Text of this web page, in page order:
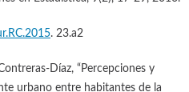
. 23.a2
Díaz, “Percepciones y
urbano entre habitantes de la